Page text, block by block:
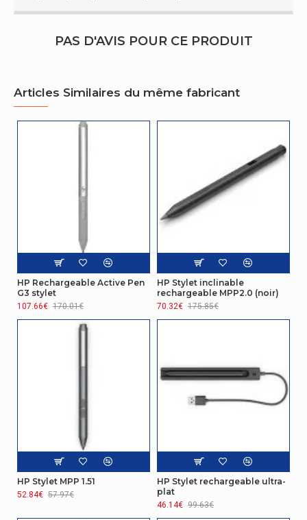
Poids du paquet 65,5 g
Caractéristiques
périphériques
PAS D'AVIS POUR CE PRODUIT
Articles Similaires du même fabricant
HP Rechargeable Active Pen
G3 stylet
107.66€ 170.01€
HP Stylet inclinable
rechargeable MPP2.0 (noir)
70.32€ 175.85€
HP Stylet MPP 1.51
52.84€ 57.97€
HP Stylet rechargeable ultra-
plat
46.14€ 99.63€